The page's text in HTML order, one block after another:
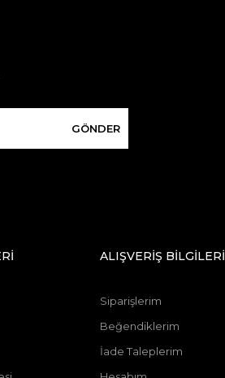
GÖNDER
ALIŞVERİŞ BİLGİLERİ
Siparişlerim
Beğendiklerim
İade Taleplerim